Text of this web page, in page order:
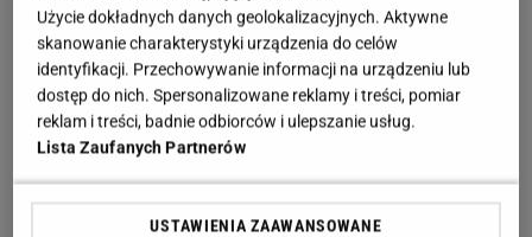
Te kultowe teksty zapisały się w pamięci
wszystkich Polaków. Znasz je?
Ten quiz geograficzny odsieje leserów. Dopasuj
Użycie dokładnych danych geolokalizacyjnych. Aktywne
skanowanie charakterystyki urządzenia do celów
identyfikacji. Przechowywanie informacji na urządzeniu lub
dostęp do nich. Spersonalizowane reklamy i treści, pomiar
reklam i treści, badnie odbiorców i ulepszanie usług.
Lista Zaufanych Partnerów
USTAWIENIA ZAAWANSOWANE